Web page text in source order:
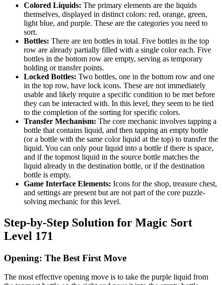
Colored Liquids: The primary elements are the liquids
themselves, displayed in distinct colors: red, orange, green,
light blue, and purple. These are the categories you need to
sort.
Bottles: There are ten bottles in total. Five bottles in the top
row are already partially filled with a single color each. Five
bottles in the bottom row are empty, serving as temporary
holding or transfer points.
Locked Bottles: Two bottles, one in the bottom row and one
in the top row, have lock icons. These are not immediately
usable and likely require a specific condition to be met before
they can be interacted with. In this level, they seem to be tied
to the completion of the sorting for specific colors.
Transfer Mechanism: The core mechanic involves tapping a
bottle that contains liquid, and then tapping an empty bottle
(or a bottle with the same color liquid at the top) to transfer the
liquid. You can only pour liquid into a bottle if there is space,
and if the topmost liquid in the source bottle matches the
liquid already in the destination bottle, or if the destination
bottle is empty.
Game Interface Elements: Icons for the shop, treasure chest,
and settings are present but are not part of the core puzzle-
solving mechanic for this level.
Step-by-Step Solution for Magic Sort
Level 171
Opening: The Best First Move
The most effective opening move is to take the purple liquid from